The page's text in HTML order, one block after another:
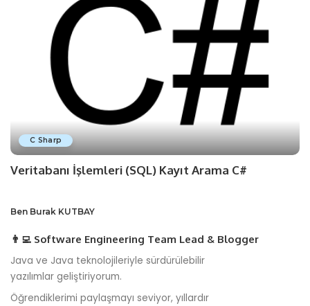
C Sharp
Veritabanı İşlemleri (SQL) Kayıt Arama C#
Ben Burak KUTBAY
👨‍💻 Software Engineering Team Lead & Blogger
Java ve Java teknolojileriyle sürdürülebilir
yazılımlar geliştiriyorum.
Öğrendiklerimi paylaşmayı seviyor, yıllardır